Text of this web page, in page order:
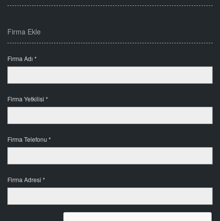
Firma Ekle
Firma Adı *
Firma Yetkilisi *
Firma Telefonu *
Firma Adresi *